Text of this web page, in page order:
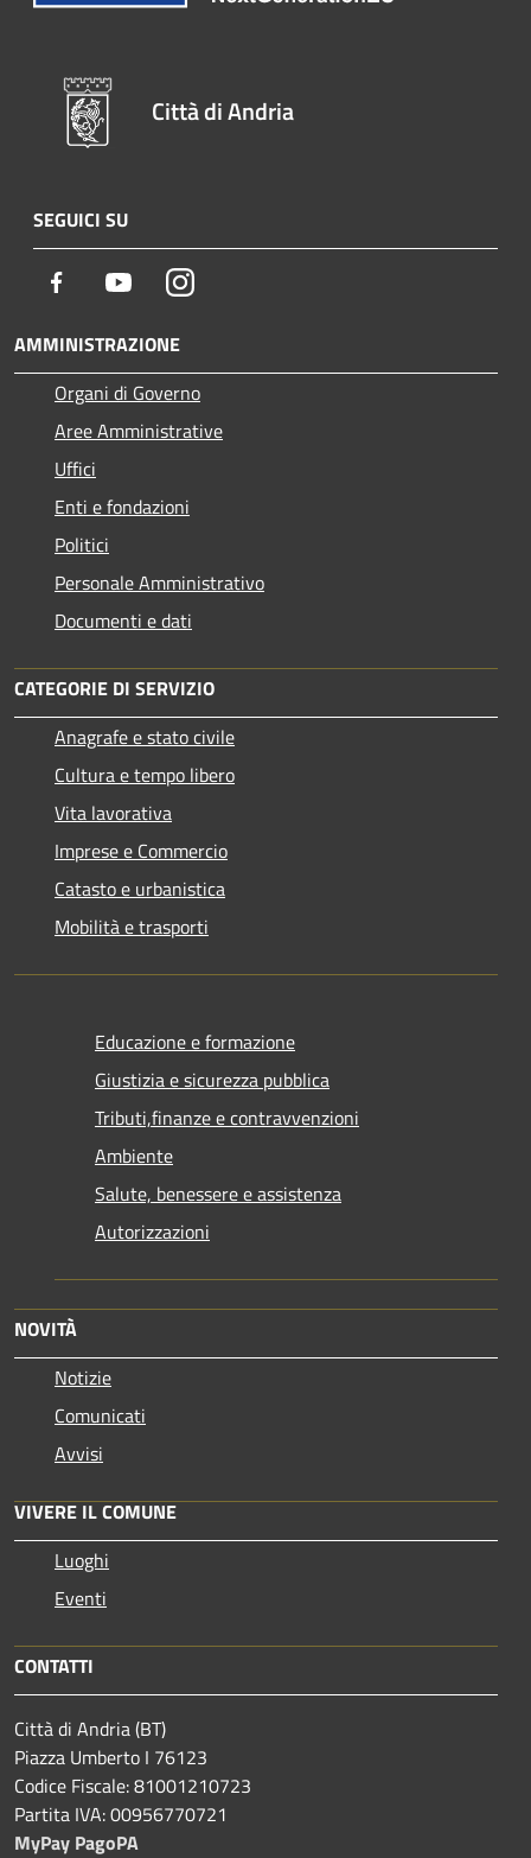
Città di Andria
SEGUICI SU
Facebook YoutubeInstagram
AMMINISTRAZIONE
Organi di Governo
Aree Amministrative
Uffici
Enti e fondazioni
Politici
Personale Amministrativo
Documenti e dati
CATEGORIE DI SERVIZIO
Anagrafe e stato civile
Cultura e tempo libero
Vita lavorativa
Imprese e Commercio
Catasto e urbanistica
Mobilità e trasporti
Educazione e formazione
Giustizia e sicurezza pubblica
Tributi,finanze e contravvenzioni
Ambiente
Salute, benessere e assistenza
Autorizzazioni
NOVITÀ
Notizie
Comunicati
Avvisi
VIVERE IL COMUNE
Luoghi
Eventi
CONTATTI
Città di Andria (BT)
Piazza Umberto I 76123
Codice Fiscale: 81001210723
Partita IVA: 00956770721
MyPay PagoPA